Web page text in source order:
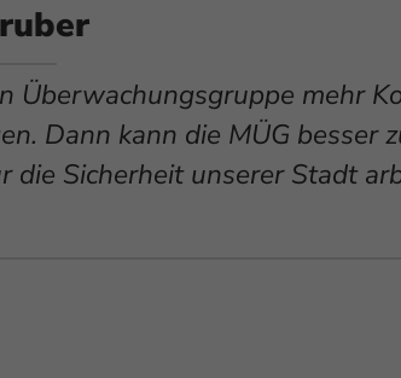
Überwachungsgruppe mehr
Dann kann die MÜG besser
die Sicherheit unserer Stadt